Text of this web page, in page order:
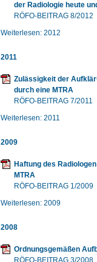
der Radiologie heute
RÖFO-BEITRAG 8/2012
Weiterlesen: 2012
2011
Zulässigkeit der
durch eine MTRA
RÖFO-BEITRAG 7/2011
Weiterlesen: 2011
2009
Haftung des
MTRA
RÖFO-BEITRAG 1/2009
Weiterlesen: 2009
2008
Ordnungsgemäßen
RÖFO-BEITRAG 3/2008